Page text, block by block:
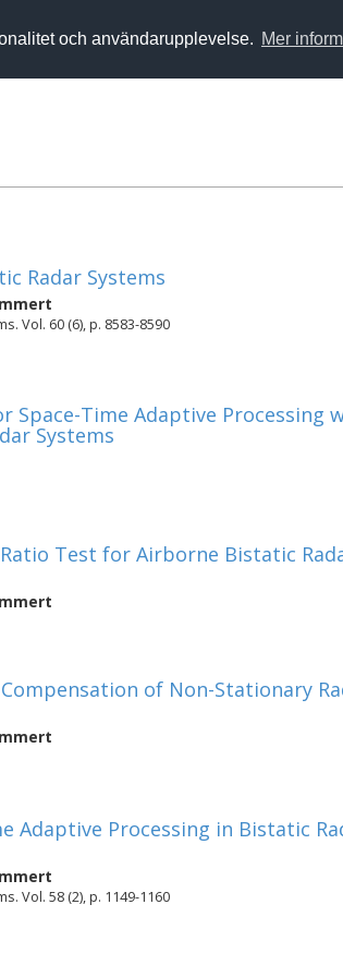
och användarupplevelse. Mer
Radar Systems
Vol. 60 (6), p. 8583-8590
Space-Time Adaptive Processing
Systems
Test for Airborne Bistatic
of Non-Stationary
Adaptive Processing in Bistatic
Vol. 58 (2), p. 1149-1160